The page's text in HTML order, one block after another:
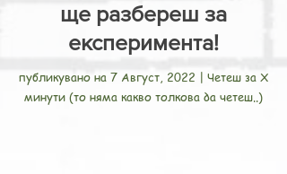
ще разбереш за
експеримента!
публикувано на 7 Август, 2022 | Четеш за Х
минути (то няма какво толкова да четеш..)